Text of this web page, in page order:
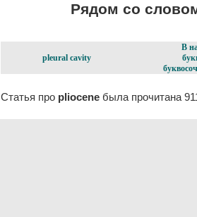
Рядом со
pleural cavity
В
Статья про pliocene была прочитана